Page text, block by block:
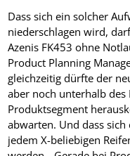
Dass sich ein solcher
niederschlagen wird,
Azenis FK453 ohne
Product Planning
gleichzeitig dürfte der
aber noch unterhalb
Produktsegment
abwarten. Und dass
jedem X-beliebigen